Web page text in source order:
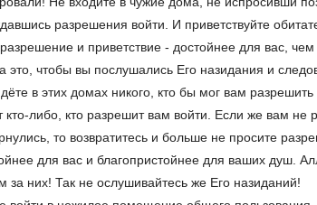
разрешения войти. И приветствуйте
и приветствие - достойнее для вас, чем
это, чтобы вы послушались Его назидания и
в этих домах никого, кто бы мог вам разрешить
кто-либо, кто разрешит вам войти. Если же вам не
то возвратитесь и больше не просите
для вас и благопристойнее для ваших душ.
за них! Так не ослушивайтесь же Его назиданий!